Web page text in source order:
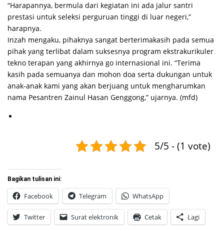
“Harapannya, bermula dari kegiatan ini ada jalur santri
prestasi untuk seleksi perguruan tinggi di luar negeri,”
harapnya.
Inzah mengaku, pihaknya sangat berterimakasih pada semua
pihak yang terlibat dalam suksesnya program ekstrakurikuler
tekno terapan yang akhirnya go internasional ini. “Terima
kasih pada semuanya dan mohon doa serta dukungan untuk
anak-anak kami yang akan berjuang untuk mengharumkan
nama Pesantren Zainul Hasan Genggong,” ujarnya. (mfd)
5/5 - (1 vote)
Bagikan tulisan ini:
Facebook Telegram WhatsApp
Twitter Surat elektronik Cetak Lagi